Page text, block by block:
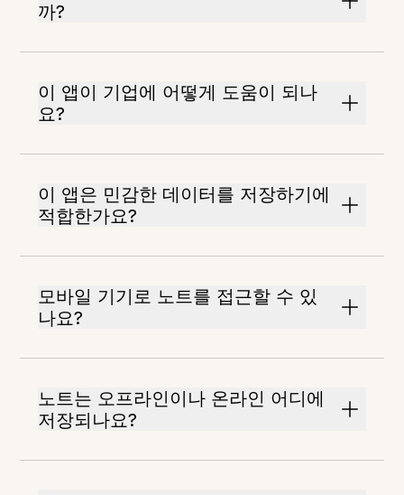
까?
이 앱이 기업에 어떻게 도움이 되나
요?
이 앱은 민감한 데이터를 저장하기에
적합한가요?
모바일 기기로 노트를 접근할 수 있
나요?
노트는 오프라인이나 온라인 어디에
저장되나요?